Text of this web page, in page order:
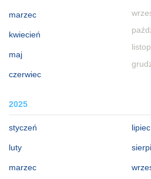
marzec
kwiecień
maj
czerwiec
2025
styczeń
luty
marzec
lipiec